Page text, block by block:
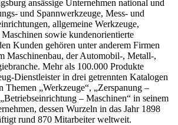
ansässige Unternehmen national und
und Spannwerkzeuge, Mess- und
allgemeine Werkzeuge,
sowie kundenorientierte
Kunden gehören unter anderem Firmen
Maschinenbau, der Automobil-, Metall-,
Mehr als 100.000 Produkte
Dienstleister in drei getrennten Katalogen
Themen „Werkzeuge“, „Zerspanung –
– Maschinen“ in seinem
dessen Wurzeln in das Jahr 1898
rund 870 Mitarbeiter weltweit.